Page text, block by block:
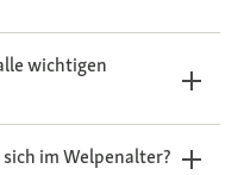
wichtigen
im Welpenalter?